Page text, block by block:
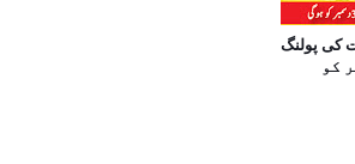
کی پولنگ
کو